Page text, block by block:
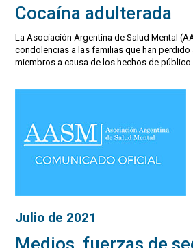
Cocaína adulterada
La Asociación Argentina de Salud Mental
condolencias a las familias que han perdido
miembros a causa de los hechos de público
Julio de 2021
Medios, fuerzas de